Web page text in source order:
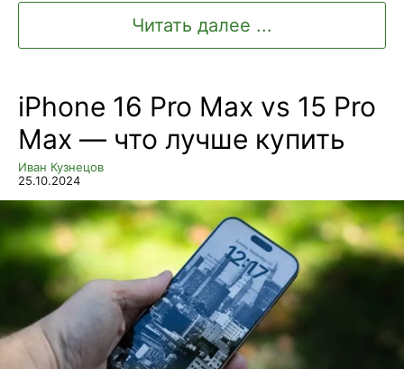
Читать далее ...
iPhone 16 Pro Max vs 15 Pro
Max — что лучше купить
Иван Кузнецов
25.10.2024